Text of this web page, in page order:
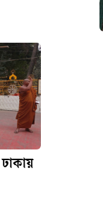
ভেঙে বা
অতিরিক্ত টাকা
অভিযোগ,
ভ্যাকসিনের
৩০ টাকায় এবং বড়
৬০ টাকায় বিক্রি
মোহাম্মদ
রহমান ও শঙ্কর